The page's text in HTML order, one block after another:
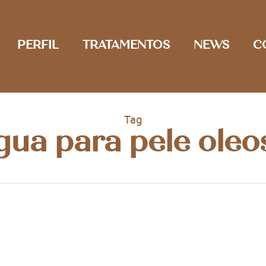
PERFIL TRATAMENTOS NEWS
Tag
para pele